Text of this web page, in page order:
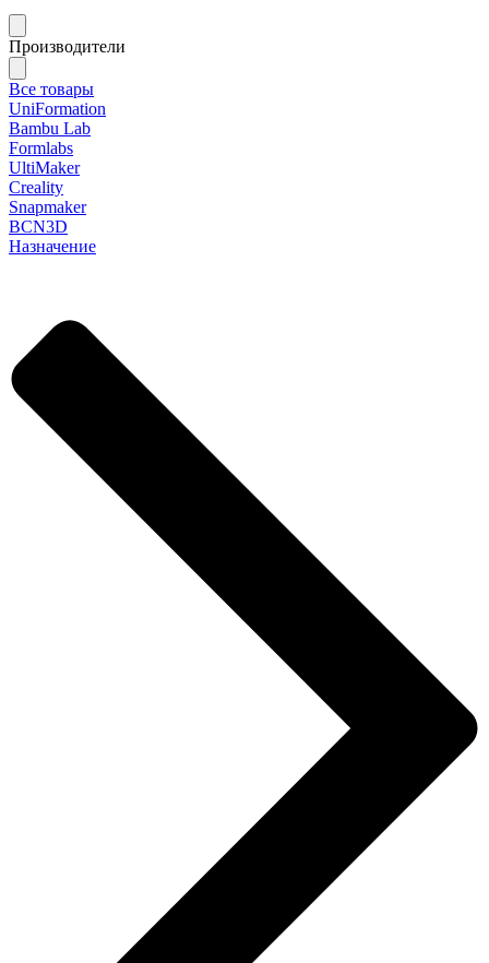
Производители
Все товары
UniFormation
Bambu Lab
Formlabs
UltiMaker
Creality
Snapmaker
BCN3D
Назначение